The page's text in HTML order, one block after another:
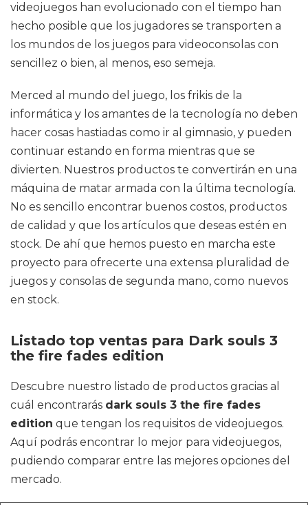
videojuegos han evolucionado con el tiempo han
hecho posible que los jugadores se transporten a
los mundos de los juegos para videoconsolas con
sencillez o bien, al menos, eso semeja.
Merced al mundo del juego, los frikis de la
informática y los amantes de la tecnología no deben
hacer cosas hastiadas como ir al gimnasio, y pueden
continuar estando en forma mientras que se
divierten. Nuestros productos te convertirán en una
máquina de matar armada con la última tecnología.
No es sencillo encontrar buenos costos, productos
de calidad y que los artículos que deseas estén en
stock. De ahí que hemos puesto en marcha este
proyecto para ofrecerte una extensa pluralidad de
juegos y consolas de segunda mano, como nuevos
en stock.
Listado top ventas para Dark souls 3
the fire fades edition
Descubre nuestro listado de productos gracias al
cuál encontrarás dark souls 3 the fire fades
edition que tengan los requisitos de videojuegos.
Aquí podrás encontrar lo mejor para videojuegos,
pudiendo comparar entre las mejores opciones del
mercado.